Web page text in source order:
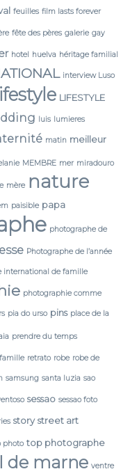
feuilles film lasts forever
fête des pères galerie gay
hotel huelva héritage familial
interview Luso
lifestyle LIFESTYLE
luis lumieres
matin meilleur
MEMBRE mer miradouro
mère nature
paisible papa
photographe de
Photographe de l’année
international de famille
photographie comme
pia do urso pins place de la
prendre du temps
retrato robe robe de
samsung santa luzia sao
sessao sessao foto
story street art
photo top photographe
de marne ventre